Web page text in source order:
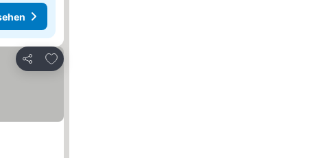
Teilen
Zu Favoriten hinzufügen